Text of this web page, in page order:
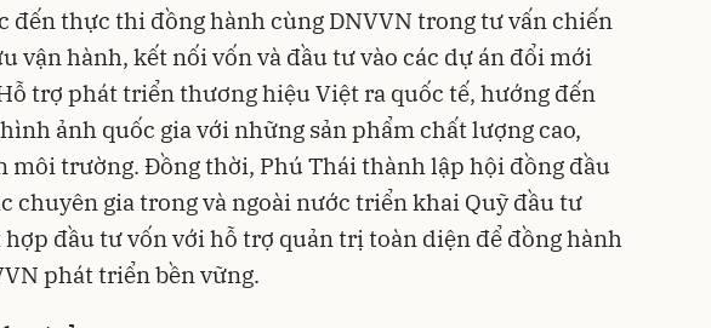
đến thực thi đồng hành cùng DNVVN trong tư vấn chiến
vận hành, kết nối vốn và đầu tư vào các dự án đổi mới
trợ phát triển thương hiệu Việt ra quốc tế, hướng đến
ảnh quốc gia với những sản phẩm chất lượng cao,
môi trường. Đồng thời, Phú Thái thành lập hội đồng đầu
chuyên gia trong và ngoài nước triển khai Quỹ đầu tư
hợp đầu tư vốn với hỗ trợ quản trị toàn diện để đồng hành
phát triển bền vững.